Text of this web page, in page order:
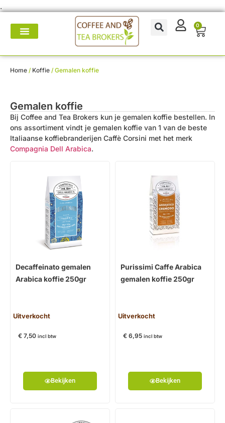
.
0
Home / Koffie / Gemalen koffie
Gemalen koffie
Bij Coffee and Tea Brokers kun je gemalen koffie bestellen. In
ons assortiment vindt je gemalen koffie van 1 van de beste
Italiaanse koffiebranderijen Caffè Corsini met het merk
Compagnia Dell Arabica.
Decaffeinato gemalen
Arabica koffie 250gr
Uitverkocht
€ 7,50 incl btw
Bekijken
Purissimi Caffe Arabica
gemalen koffie 250gr
Uitverkocht
€ 6,95 incl btw
Bekijken